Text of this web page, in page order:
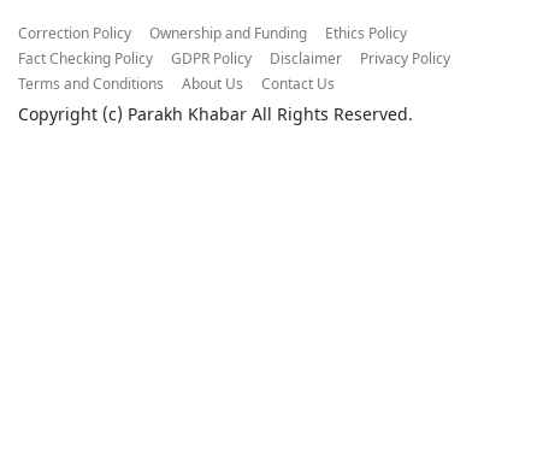
Correction Policy Ownership and Funding
Ethics Policy
Fact Checking Policy
GDPR Policy Disclaimer
Privacy Policy
Terms and Conditions
About Us Contact Us
Copyright (c) Parakh Khabar All Rights Reserved.